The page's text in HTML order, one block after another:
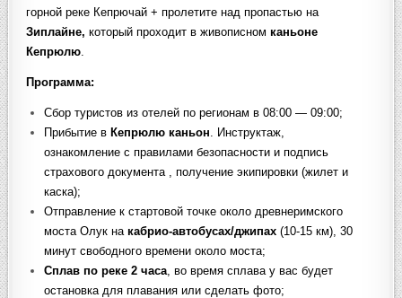
горной реке Кепрючай + пролетите над пропастью на
Зиплайне, который проходит в живописномканьоне
Кепрюлю.
Программа:
Сбор туристов из отелей по регионам в 08:00 — 09:00;
Прибытие в Кепрюлю каньон. Инструктаж,
ознакомление с правилами безопасности и подпись
страхового документа , получение экипировки (жилет и
каска);
Отправление к стартовой точке около древнеримского
моста Олук накабрио-автобусах/джипах (10-15 км), 30
минут свободного времени около моста;
Сплав по реке 2 часа, во время сплава у вас будет
остановка для плавания или сделать фото;